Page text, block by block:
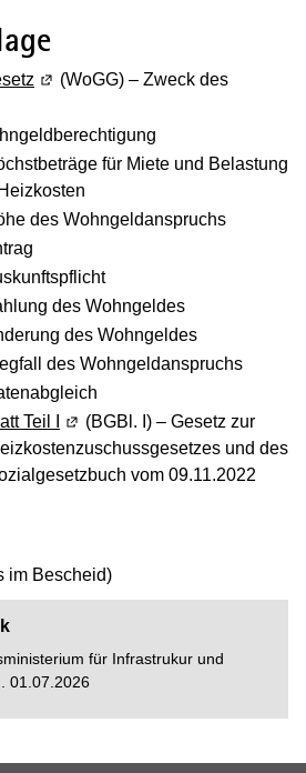
(Wird in einem neuen Fenster
(WoGG) – Zweck des
für Miete und Belastung
des Wohngeldanspruchs
des Wohngeldes
des Wohngeldes
des Wohngeldanspruchs
Teil I
(Wird in einem neuen Fenster
(BGBl. I) – Gesetz zur
und des
vom 09.11.2022
im Bescheid)
für Infrastrukur und
01.07.2026